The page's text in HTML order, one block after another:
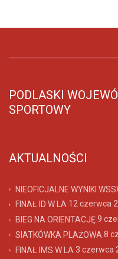
PODLASKI
SPORTOWY
AKTUALNOŚCI
NIEOFICJALNE WYNIKI
FINAŁ ID W LA 12 czerwca
BIEG NA ORIENTACJĘ9
SIATKÓWKA PLAŻOWA 8
FINAŁ IMS W LA 3 czerwca